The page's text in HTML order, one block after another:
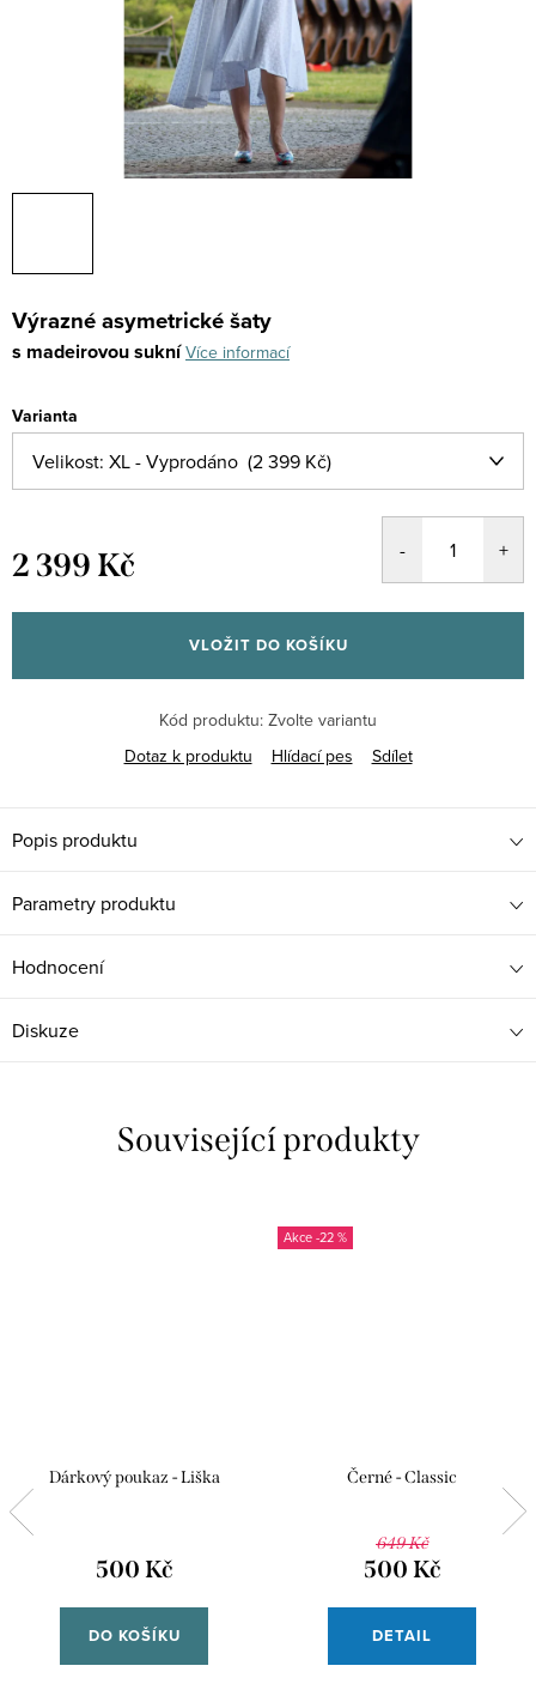
Výrazné asymetrické šaty
s madeirovou sukní Více informací
Varianta
2 399 Kč
cena:
VLOŽIT DO KOŠÍKU
Kód produktu: Zvolte variantu
Dotaz k produktu
Hlídací pes Sdílet
Popis produktu
Parametry produktu
Hodnocení
Diskuze
Související produkty
Dárkový poukaz - Liška
500 Kč
DO KOŠÍKU
-22 %
Černé - Classic
649 Kč
500 Kč
DETAIL